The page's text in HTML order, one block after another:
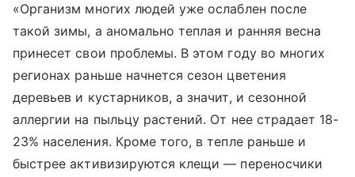
«Организм многих людей уже ослаблен после
такой зимы, а аномально теплая и ранняя весна
принесет свои проблемы. В этом году во многих
регионах раньше начнется сезон цветения
деревьев и кустарников, а значит, и сезонной
аллергии на пыльцу растений. От нее страдает 18-
23% населения. Кроме того, в тепле раньше и
быстрее активизируются клещи — переносчики